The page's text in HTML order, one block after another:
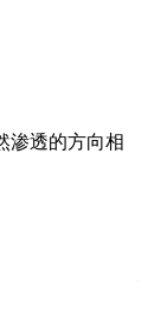
渗透的方向相